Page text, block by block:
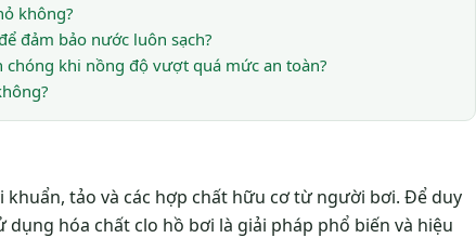
không?
đảm bảo nước luôn sạch?
khi nồng độ vượt quá mức an toàn?
tảo và các hợp chất hữu cơ từ người bơi. Để duy
hóa chất clo hồ bơi là giải pháp phổ biến và hiệu